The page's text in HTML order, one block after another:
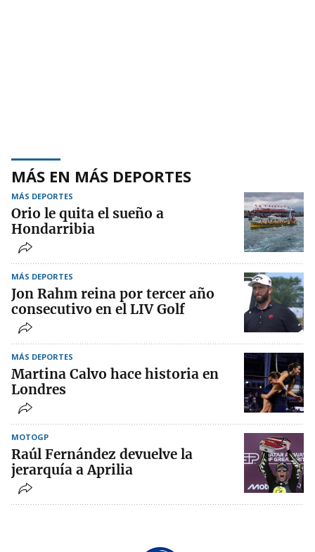
MÁS EN MÁS DEPORTES
MÁS DEPORTES
Orio le quita el sueño a
Hondarribia
MÁS DEPORTES
Jon Rahm reina por tercer año
consecutivo en el LIV Golf
MÁS DEPORTES
Martina Calvo hace historia en
Londres
MOTOGP
Raúl Fernández devuelve la
jerarquía a Aprilia